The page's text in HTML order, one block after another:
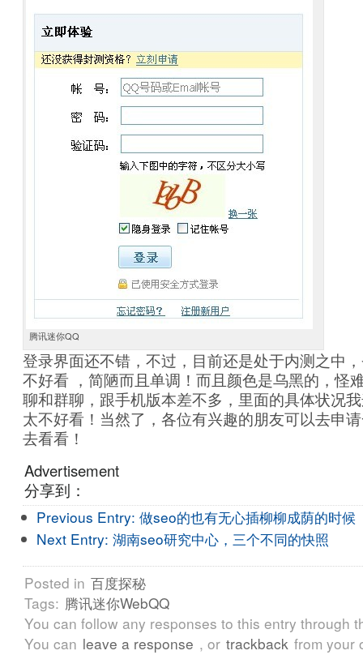
腾讯迷你QQ
登录界面还不错，不过，目前还是处于内测之中
不好看 ，简陋而且单调！而且颜色是乌黑的，怪
聊和群聊，跟手机版本差不多，里面的具体状况
太不好看！当然了，各位有兴趣的朋友可以去申
去看看！
Advertisement
分享到：
Previous Entry: 做seo的也有无心插柳柳成荫的时候
Next Entry: 湖南seo研究中心，三个不同的快照
Posted in 百度探秘
Tags: 腾讯迷你WebQQ
You can follow any responses to this entry through
You can leave a response , or trackback from your